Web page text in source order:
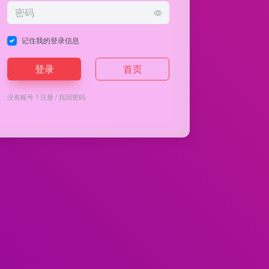
记住我的登录信息
登录 首页
没有账号？注册/找回密码